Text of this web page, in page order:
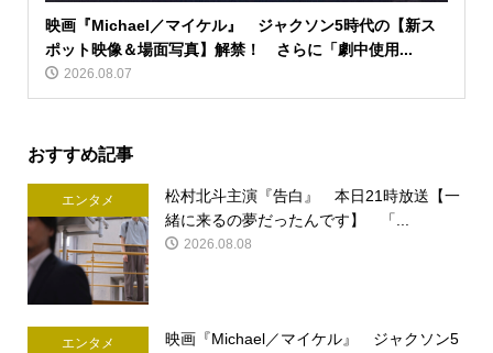
映画『Michael／マイケル』 ジャクソン5時代の【新ス
ポット映像＆場面写真】解禁！ さらに「劇中使用...
2026.08.07
おすすめ記事
エンタメ
松村北斗主演『告白』 本日21時放送【一
緒に来るの夢だったんです】 「...
2026.08.08
エンタメ
映画『Michael／マイケル』 ジャクソン5